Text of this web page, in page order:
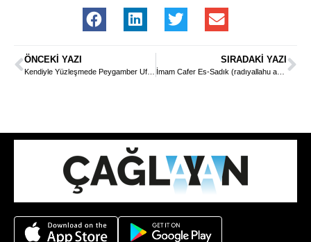
ÖNCEKI YAZI SIRADAKI YAZI
İmam Cafer Es-Sadık (radıyallahu anh)